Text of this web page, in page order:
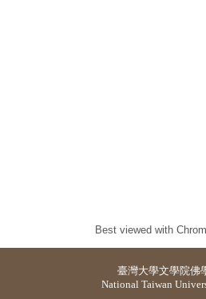
Best viewed with
臺灣大學文學院佛
National Taiwan